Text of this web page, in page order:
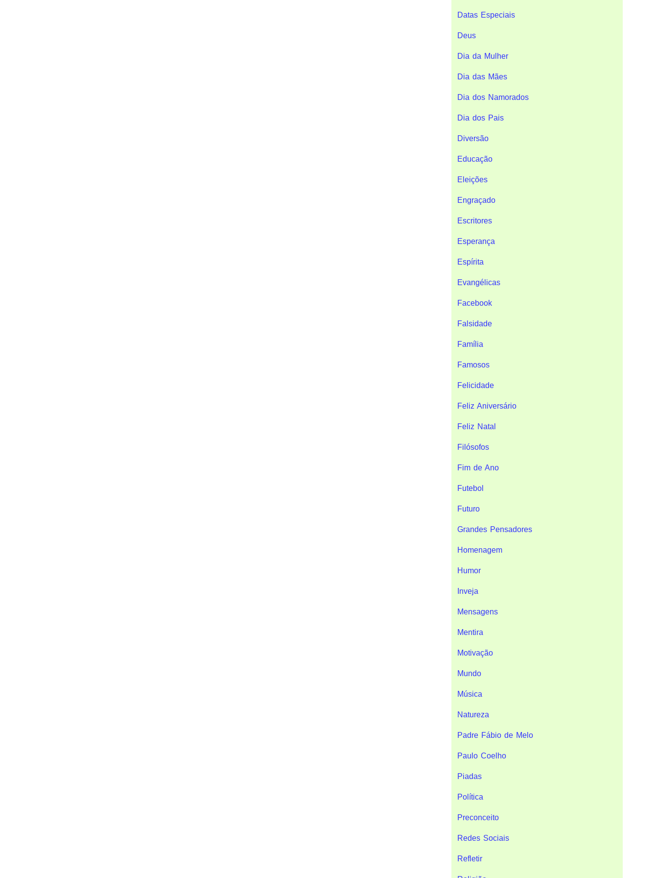
Datas Especiais
Deus
Dia da Mulher
Dia das Mães
Dia dos Namorados
Dia dos Pais
Diversão
Educação
Eleições
Engraçado
Escritores
Esperança
Espírita
Evangélicas
Facebook
Falsidade
Família
Famosos
Felicidade
Feliz Aniversário
Feliz Natal
Filósofos
Fim de Ano
Futebol
Futuro
Grandes Pensadores
Homenagem
Humor
Inveja
Mensagens
Mentira
Motivação
Mundo
Música
Natureza
Padre Fábio de Melo
Paulo Coelho
Piadas
Política
Preconceito
Redes Sociais
Refletir